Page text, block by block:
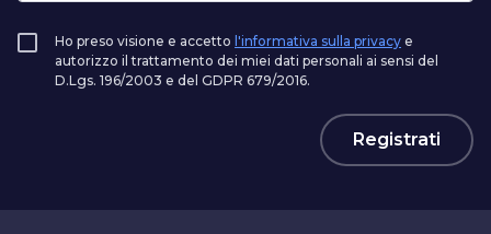
Ho preso visione e accetto l'informativa sulla privacy e
autorizzo il trattamento dei miei dati personali ai sensi del
D.Lgs. 196/2003 e del GDPR 679/2016.
Registrati